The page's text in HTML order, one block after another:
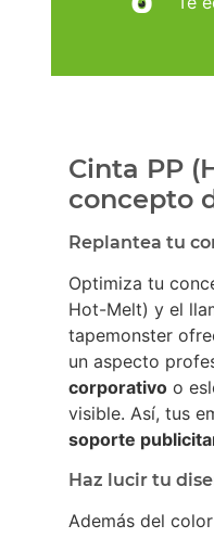
Cinta PP
concepto
Replantea tu
Optimiza tu
Hot-Melt) y el
tapemonster
un aspecto
corporativo o
visible. Así, tus
soporte
Haz lucir tu
Además del